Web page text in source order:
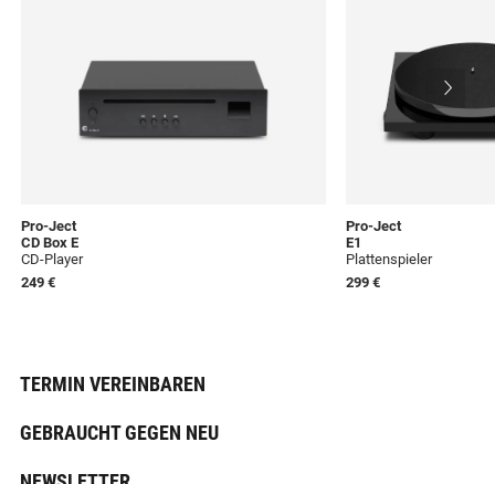
Pro-Ject
CD Box E
CD-Player
249 €
Pro-Ject
E1
Plattenspieler
299 €
TERMIN VEREINBAREN
GEBRAUCHT GEGEN NEU